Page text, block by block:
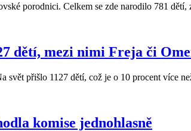
porodnici. Celkem se zde narodilo 781
dětí, mezi nimi Freja či
svět přišlo 1127 dětí, což je o 10 procent více
komise jednohlasně